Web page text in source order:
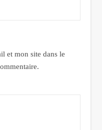
et mon site dans le